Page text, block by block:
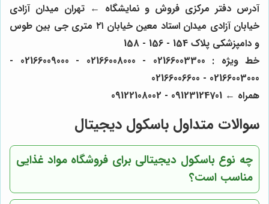
آدرس دفتر مرکزی فروش و نمایشگاه ← تهران میدان آزادی
خیابان آزادی میدان استاد معین خیابان ۲۱ متری جی بین طوس
و دامپزشکی پلاک 154 - 156 - 158
خط ویژه : 02166003300 - 02166008000 - 02166009000 -
02166003000 - 02166006600
همراه ← 09123124701 - 09122108002
سوالات متداول باسکول دیجیتال
چه نوع باسکول دیجیتالی برای فروشگاه مواد غذایی
مناسب است؟